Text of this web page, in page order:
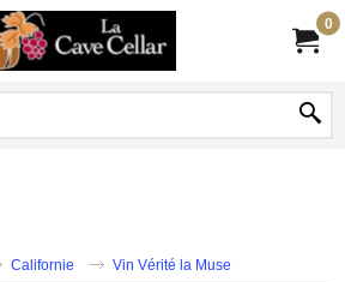
0
Californie Vin Vérité la Muse